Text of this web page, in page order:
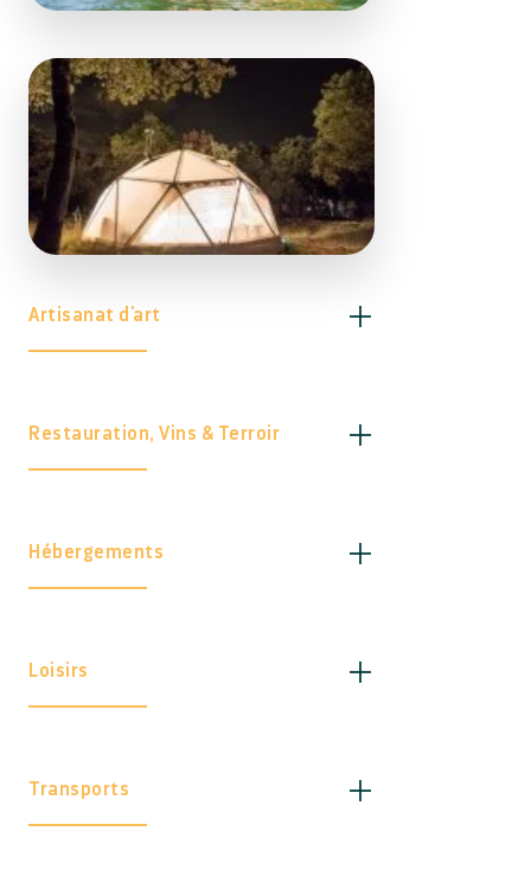
Artisanat d'art
Restauration, Vins & Terroir
Hébergements
Loisirs
Transports